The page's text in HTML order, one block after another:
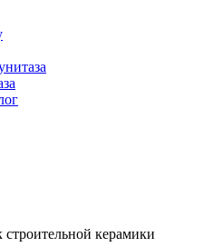
керамики